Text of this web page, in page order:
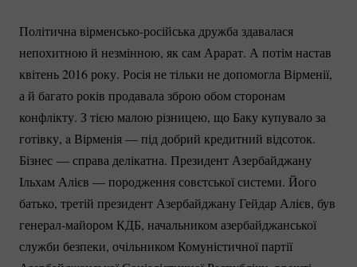
Політична вірменсько-російська дружба здавалася
непохитною й незмінною, як сам Арарат. А потім настав
квітень 2016 року. Росія не тільки не допомогла Вірменії,
а й багато років продавала зброю обом сторонам
конфлікту. З тією малою різницею, що Баку купувало за
готівку, a Вірменія — під добрий кредитний відсоток.
Бізнес — справа делікатна. Президент Азербайджану
Iльхам Алієв — породження совєтської системи. Його
батько, третій президент Азербайджану Гейдар Алієв, був
генерал-майором КДБ, начальником азербайджанської
служби безпеки, очільником Комуністичної партії